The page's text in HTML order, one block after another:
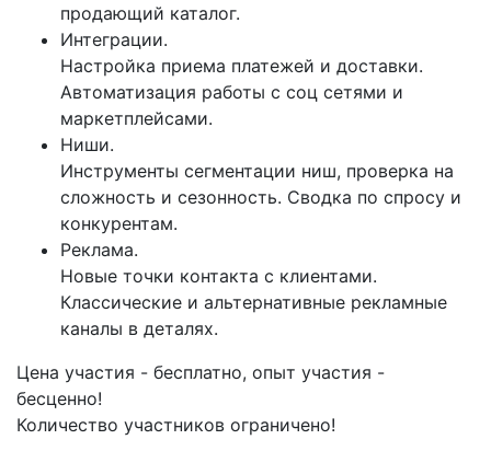
продающий каталог.
Интеграции.
Настройка приема платежей и доставки.
Автоматизация работы с соц сетями и
маркетплейсами.
Ниши.
Инструменты сегментации ниш, проверка на
сложность и сезонность. Сводка по спросу и
конкурентам.
Реклама.
Новые точки контакта с клиентами.
Классические и альтернативные рекламные
каналы в деталях.
Цена участия - бесплатно, опыт участия -
бесценно!
Количество участников ограничено!